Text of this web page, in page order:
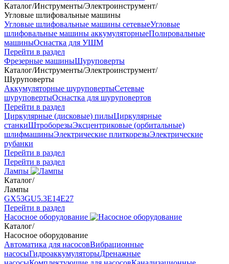
Каталог/Инструменты/Электроинструмент/
Угловые шлифовальные машины
Угловые шлифовальные машины сетевыеУгловые
шлифовальные машины аккумуляторныеПолировальные
машиныОснастка для УШМ
Перейти в раздел
Фрезерные машиныШуруповерты
Каталог/Инструменты/Электроинструмент/
Шуруповерты
Аккумуляторные шуруповертыСетевые
шуруповертыОснастка для шуруповертов
Перейти в раздел
Циркулярные (дисковые) пилыЦиркулярные
станкиШтроборезыЭксцентриковые (орбитальные)
шлифмашиныЭлектрические плиткорезыЭлектрические
рубанки
Перейти в раздел
Перейти в раздел
Лампы
Каталог/
Лампы
GX53GU5.3Е14Е27
Перейти в раздел
Насосное оборудование
Каталог/
Насосное оборудование
Автоматика для насосовВибрационные
насосыГидроаккумуляторыДренажные